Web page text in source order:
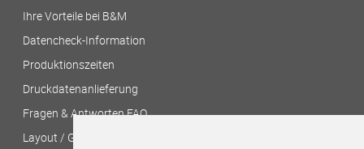
Ihre Vorteile bei B&M
Datencheck-Information
Produktionszeiten
Druckdatenanlieferung
Fragen & Antworten FAQ
Layout / Gestaltung?